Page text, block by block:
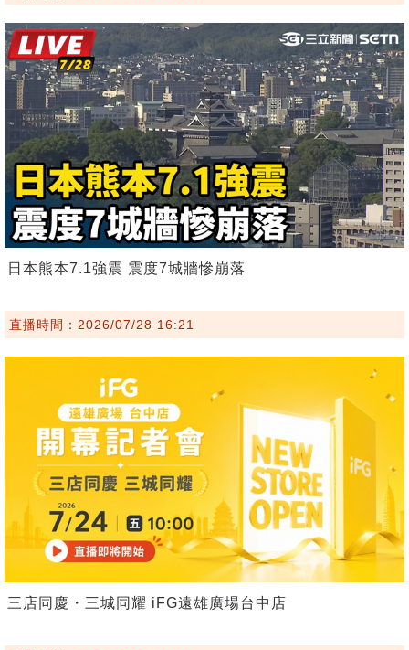
日本熊本7.1強震 震度7城牆慘崩落
直播時間：2026/07/28 16:21
三店同慶・三城同耀 iFG遠雄廣場台中店